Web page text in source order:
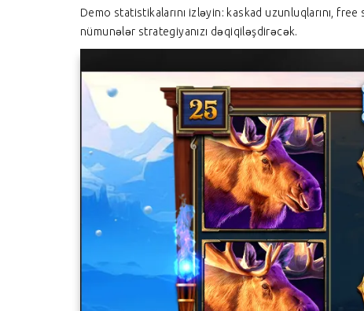
Demo statistikalarını izləyin: kaskad uzunluqlarını,
nümunələr strategiyanızı dəqiqiləşdirəcək.